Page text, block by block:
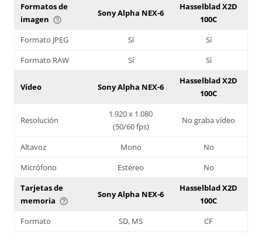
Formatos de
imagen help_outline
Sony Alpha NEX-6
Hasselblad X2D
100C
Formato JPEG
Sí
Sí
Formato RAW
Sí Sí
Vídeo Sony Alpha NEX-6
Hasselblad X2D
100C
Resolución
1.920 x 1.080
(50/60 fps)
No graba vídeo
Altavoz Mono
No
Micrófono
Estéreo
No
Tarjetas de
memoria help_outline
Sony Alpha NEX-6
Hasselblad X2D
100C
Formato
SD, MS
CF